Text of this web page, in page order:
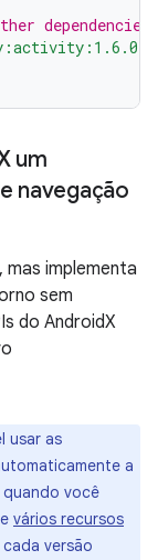
dependencies
um
navegação
mas implementa
sem
do AndroidX
usar as
a
você
vários recursos
versão